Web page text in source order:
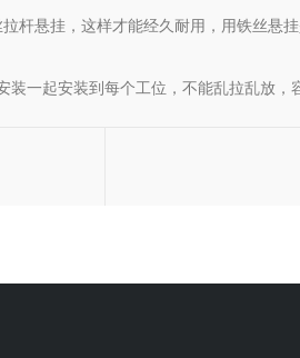
杆悬挂，这样才能经久耐用，用铁丝悬挂
一起安装到每个工位，不能乱拉乱放，